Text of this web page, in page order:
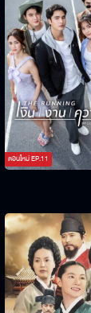
ตอนใหม่EP.11